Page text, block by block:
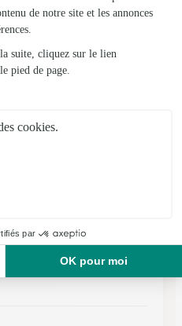
ou une plante à